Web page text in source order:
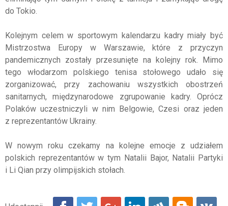
do Tokio.
Kolejnym celem w sportowym kalendarzu kadry miały być
Mistrzostwa Europy w Warszawie, które z przyczyn
pandemicznych zostały przesunięte na kolejny rok. Mimo
tego włodarzom polskiego tenisa stołowego udało się
zorganizować, przy zachowaniu wszystkich obostrzeń
sanitarnych, międzynarodowe zgrupowanie kadry. Oprócz
Polaków uczestniczyli w nim Belgowie, Czesi oraz jeden
z reprezentantów Ukrainy.
W nowym roku czekamy na kolejne emocje z udziałem
polskich reprezentantów w tym Natalii Bajor, Natalii Partyki
i Li Qian przy olimpijskich stołach.